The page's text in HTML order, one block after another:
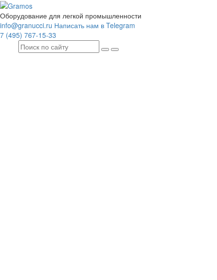
Оборудование для легкой промышленности
info@granucci.ru Написать нам в Telegram
7 (495) 767-15-33